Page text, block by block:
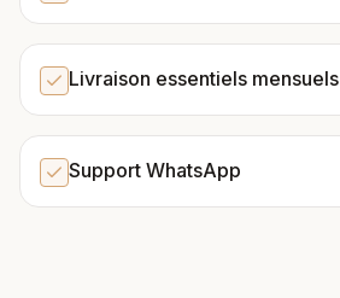
Livraison essentiels mensuels
Support WhatsApp